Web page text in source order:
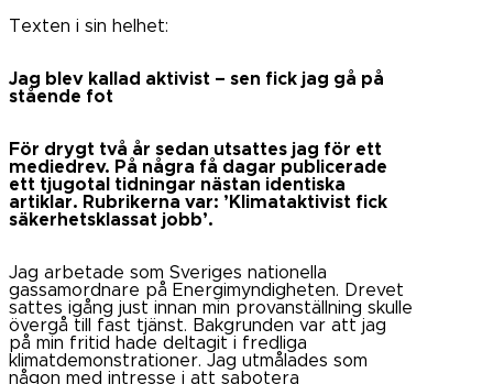
Texten i sin helhet:
Jag blev kallad aktivist – sen fick jag gå på
stående fot
För drygt två år sedan utsattes jag för ett
mediedrev. På några få dagar publicerade
ett tjugotal tidningar nästan identiska
artiklar. Rubrikerna var: ’Klimataktivist fick
säkerhetsklassat jobb’.
Jag arbetade som Sveriges nationella
gassamordnare på Energimyndigheten. Drevet
sattes igång just innan min provanställning skulle
övergå till fast tjänst. Bakgrunden var att jag
på min fritid hade deltagit i fredliga
klimatdemonstrationer. Jag utmålades som
någon med intresse i att sabotera